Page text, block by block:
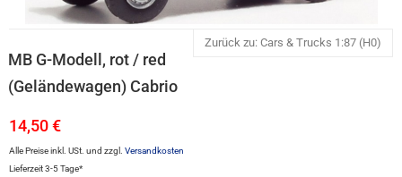
Zurück zu: Cars & Trucks 1:87 (H0)
MB G-Modell, rot / red
(Geländewagen) Cabrio
14,50 €
Alle Preise inkl. USt. und zzgl. Versandkosten
Lieferzeit 3-5 Tage*